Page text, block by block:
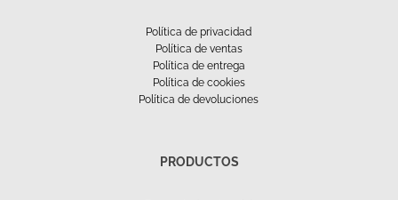
Política de privacidad
Política de ventas
Política de entrega
Política de cookies
Política de devoluciones
PRODUCTOS